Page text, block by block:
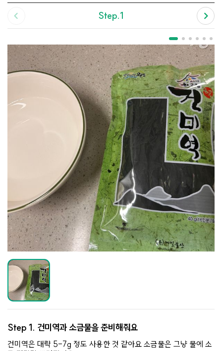
Step.1
Step 1. 건미역과 소금물을 준비해줘요
건미역은 대략 5-7g 정도 사용한 것 같아요 소금물은 그냥 물에 소